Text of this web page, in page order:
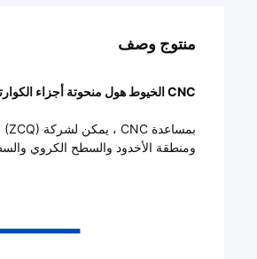
منتوج وصف
CNC الخيوط هول منحوتة أجزاء الكوارتز تنصهر بدقة
ومنطقة الأخدود والسطح الكروي